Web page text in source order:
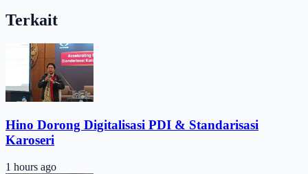
Terkait
Hino Dorong Digitalisasi PDI & Standarisasi
Karoseri
1 hours ago